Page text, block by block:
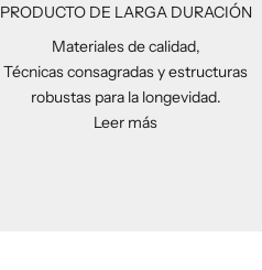
PRODUCTO DE LARGA DURACIÓN
Materiales de calidad,
Técnicas consagradas y estructuras
robustas para la longevidad.
Leer más